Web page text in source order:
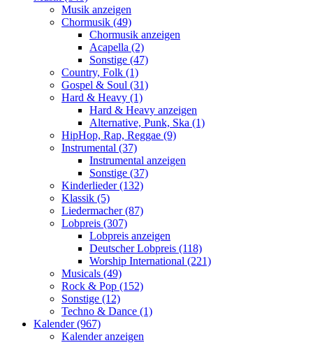
Musik anzeigen
Chormusik (49)
Chormusik anzeigen
Acapella (2)
Sonstige (47)
Country, Folk (1)
Gospel & Soul (31)
Hard & Heavy (1)
Hard & Heavy anzeigen
Alternative, Punk, Ska (1)
HipHop, Rap, Reggae (9)
Instrumental (37)
Instrumental anzeigen
Sonstige (37)
Kinderlieder (132)
Klassik (5)
Liedermacher (87)
Lobpreis (307)
Lobpreis anzeigen
Deutscher Lobpreis (118)
Worship International (221)
Musicals (49)
Rock & Pop (152)
Sonstige (12)
Techno & Dance (1)
Kalender (967)
Kalender anzeigen